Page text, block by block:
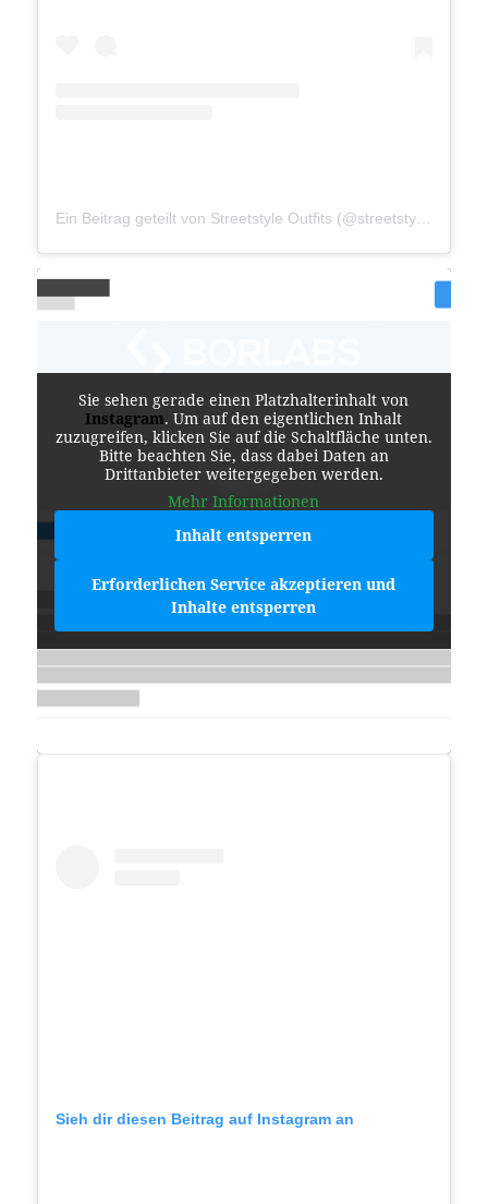
Ein Beitrag geteilt von Streetstyle Outfits (@streetstyle__outfits)
Sie sehen gerade einen Platzhalterinhalt von
Instagram. Um auf den eigentlichen Inhalt
zuzugreifen, klicken Sie auf die Schaltfläche unten.
Bitte beachten Sie, dass dabei Daten an
Drittanbieter weitergegeben werden.
Mehr Informationen
Inhalt entsperren
Erforderlichen Service akzeptieren und
Inhalte entsperren
Sieh dir diesen Beitrag auf Instagram an